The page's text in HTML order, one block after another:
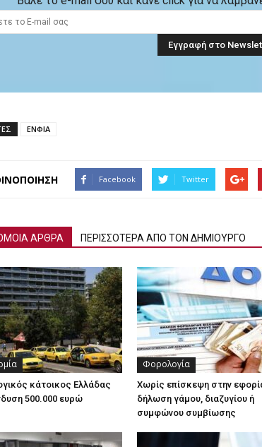
ΕΝΦΙΑ
Facebook Twitter
ΑΡΘΡΑ ΠΕΡΙΣΣΟΤΕΡΑ ΑΠΟ ΤΟΝ ΔΗΜΙΟΥΡΓΟ
κάτοικος Ελλάδας
500.000 ευρώ
Φορολογία
Χωρίς επίσκεψη στην
δήλωση γάμου, διαζυγίου ή
συμφώνου συμβίωσης